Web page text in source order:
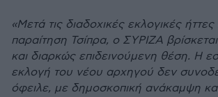
«Μετά τις διαδοχικές εκλογικές ήττες
παραίτηση Τσίπρα, ο ΣΥΡΙΖΑ
και διαρκώς επιδεινούµενη θέση. Η
εκλογή του νέου αρχηγού δεν
όφειλε, µε δηµοσκοπική ανάκαµψη